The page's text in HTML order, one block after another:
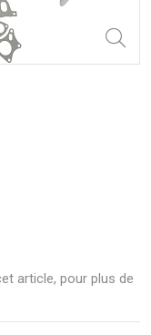
article, pour plus de